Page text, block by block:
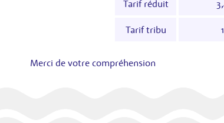
Tarif réduit
Tarif tribu
Merci de votre compréhension